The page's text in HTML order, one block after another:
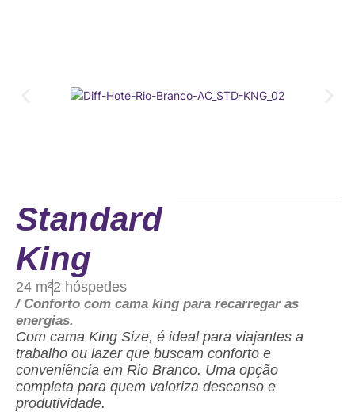
Standard
King
24 m²2 hóspedes
/Conforto com cama king para recarregar as
energias.
Com cama King Size, é ideal para viajantes a
trabalho ou lazer que buscam conforto e
conveniência em Rio Branco. Uma opção
completa para quem valoriza descanso e
produtividade.